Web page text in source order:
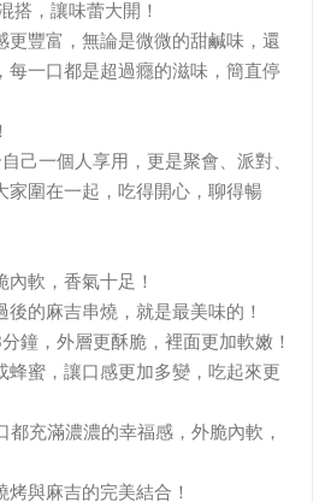
搭，讓味蕾大開！
更豐富，無論是微微的甜鹹味，還
每一口都是超過癮的滋味，簡直停
己一個人享用，更是聚會、派對、
家圍在一起，吃得開心，聊得暢
軟，香氣十足！
的麻吉串燒，就是最美味的！
鐘，外層更酥脆，裡面更加軟嫩！
蜂蜜，讓口感更加多變，吃起來更
都充滿濃濃的幸福感，外脆內軟，
與麻吉的完美結合！